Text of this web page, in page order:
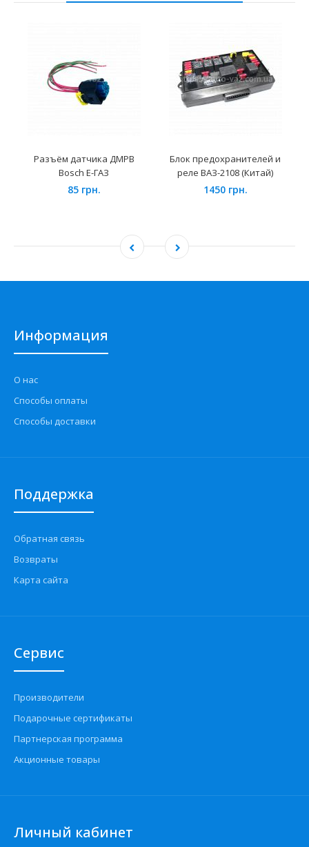
Разъём датчика ДМРВ
Bosch Е-ГАЗ
85 грн.
Блок предохранителей и
реле ВАЗ-2108 (Китай)
1450 грн.
Информация
О нас
Способы оплаты
Способы доставки
Поддержка
Обратная связь
Возвраты
Карта сайта
Сервис
Производители
Подарочные сертификаты
Партнерская программа
Акционные товары
Личный кабинет